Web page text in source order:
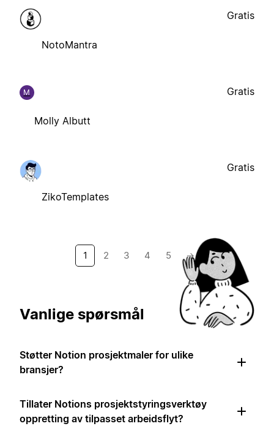
NotoMantra
Gratis
M
Molly Albutt
Gratis
ZikoTemplates
Gratis
1 2 3 4 5 →
Vanlige spørsmål
Støtter Notion prosjektmaler for ulike
bransjer?
Tillater Notions prosjektstyringsverktøy
oppretting av tilpasset arbeidsflyt?